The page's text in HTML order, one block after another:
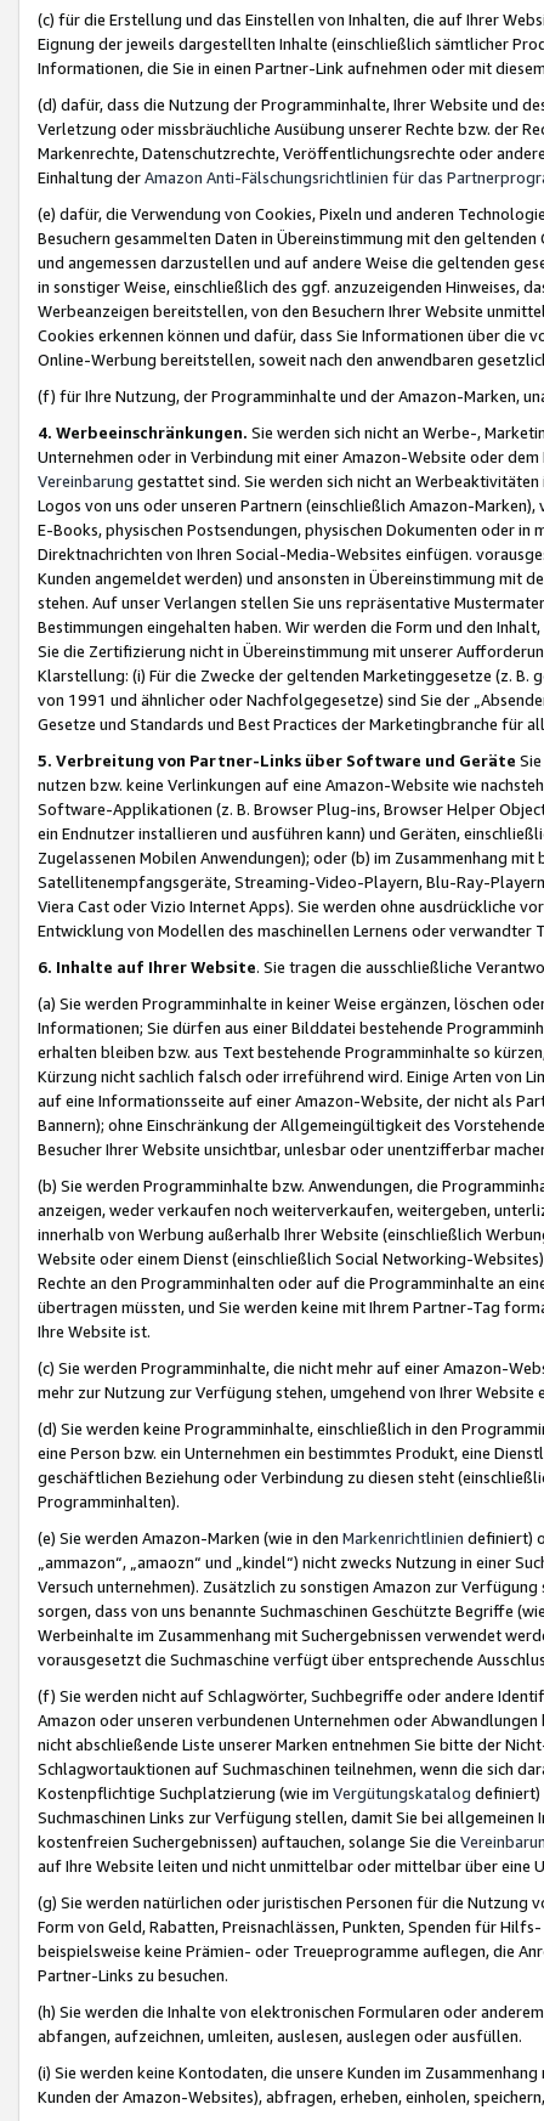
(c) für die Erstellung und das Einstellen von Inhalten, die auf Ihrer
Eignung der jeweils dargestellten Inhalte (einschließlich sämtlicher
Informationen, die Sie in einen Partner-Link aufnehmen oder mit
(d) dafür, dass die Nutzung der Programminhalte, Ihrer Website und
Verletzung oder missbräuchliche Ausübung unserer Rechte bzw. der
Markenrechte, Datenschutzrechte, Veröffentlichungsrechte oder
Einhaltung derAmazon Anti-Fälschungsrichtlinien für das
(e) dafür, die Verwendung von Cookies, Pixeln und anderen
Besuchern gesammelten Daten in Übereinstimmung mit den
und angemessen darzustellen und auf andere Weise die geltenden
in sonstiger Weise, einschließlich des ggf. anzuzeigenden Hinweises,
Werbeanzeigen bereitstellen, von den Besuchern Ihrer Website
Cookies erkennen können und dafür, dass Sie Informationen über die
Online-Werbung bereitstellen, soweit nach den anwendbaren
(f) für Ihre Nutzung, der Programminhalte und der Amazon-Marken,
4. Werbeeinschränkungen. Sie werden sich nicht an Werbe-,
Unternehmen oder in Verbindung mit einer Amazon-Website oder
Vereinbarung gestattet sind. Sie werden sich nicht an
Logos von uns oder unseren Partnern (einschließlich Amazon-
E-Books, physischen Postsendungen, physischen Dokumenten oder in
Direktnachrichten von Ihren Social-Media-Websites einfügen.
Kunden angemeldet werden) und ansonsten in Übereinstimmung mit
stehen. Auf unser Verlangen stellen Sie uns repräsentative
Bestimmungen eingehalten haben. Wir werden die Form und den
Sie die Zertifizierung nicht in Übereinstimmung mit unserer
Klarstellung: (i) Für die Zwecke der geltenden Marketinggesetze (z. B.
von 1991 und ähnlicher oder Nachfolgegesetze) sind Sie der
Gesetze und Standards und Best Practices der Marketingbranche für
5. Verbreitung von Partner-Links über Software und Geräte
nutzen bzw. keine Verlinkungen auf eine Amazon-Website wie
Software-Applikationen (z. B. Browser Plug-ins, Browser Helper
ein Endnutzer installieren und ausführen kann) und Geräten,
Zugelassenen Mobilen Anwendungen); oder (b) im Zusammenhang
Satellitenempfangsgeräte, Streaming-Video-Playern, Blu-Ray-
Viera Cast oder Vizio Internet Apps). Sie werden ohne ausdrückliche
Entwicklung von Modellen des maschinellen Lernens oder
6. Inhalte auf Ihrer Website. Sie tragen die ausschließliche
(a) Sie werden Programminhalte in keiner Weise ergänzen, löschen
Informationen; Sie dürfen aus einer Bilddatei bestehende
erhalten bleiben bzw. aus Text bestehende Programminhalte so
Kürzung nicht sachlich falsch oder irreführend wird. Einige Arten von
auf eine Informationsseite auf einer Amazon-Website, der nicht als
Bannern); ohne Einschränkung der Allgemeingültigkeit des
Besucher Ihrer Website unsichtbar, unlesbar oder unentzifferbar
(b) Sie werden Programminhalte bzw. Anwendungen, die
anzeigen, weder verkaufen noch weiterverkaufen, weitergeben,
innerhalb von Werbung außerhalb Ihrer Website (einschließlich
Website oder einem Dienst (einschließlich Social Networking-
Rechte an den Programminhalten oder auf die Programminhalte an
übertragen müssten, und Sie werden keine mit Ihrem Partner-Tag
Ihre Website ist.
(c) Sie werden Programminhalte, die nicht mehr auf einer Amazon-
mehr zur Nutzung zur Verfügung stehen, umgehend von Ihrer
(d) Sie werden keine Programminhalte, einschließlich in den
eine Person bzw. ein Unternehmen ein bestimmtes Produkt, eine
geschäftlichen Beziehung oder Verbindung zu diesen steht
Programminhalten).
(e) Sie werden Amazon-Marken (wie in den Markenrichtlinien definiert)
„ammazon“, „amaozn“ und „kindel“) nicht zwecks Nutzung in einer
Versuch unternehmen). Zusätzlich zu sonstigen Amazon zur
sorgen, dass von uns benannte Suchmaschinen Geschützte Begriffe
Werbeinhalte im Zusammenhang mit Suchergebnissen verwendet
vorausgesetzt die Suchmaschine verfügt über entsprechende
(f) Sie werden nicht auf Schlagwörter, Suchbegriffe oder andere
Amazon oder unseren verbundenen Unternehmen oder
nicht abschließende Liste unserer Marken entnehmen Sie bitte der
Schlagwortauktionen auf Suchmaschinen teilnehmen, wenn die sich
Kostenpflichtige Suchplatzierung (wie im Vergütungskatalog definiert)
Suchmaschinen Links zur Verfügung stellen, damit Sie bei
kostenfreien Suchergebnissen) auftauchen, solange Sie die
auf Ihre Website leiten und nicht unmittelbar oder mittelbar über eine
(g) Sie werden natürlichen oder juristischen Personen für die Nutzung
Form von Geld, Rabatten, Preisnachlässen, Punkten, Spenden für
beispielsweise keine Prämien- oder Treueprogramme auflegen, die
Partner-Links zu besuchen.
(h) Sie werden die Inhalte von elektronischen Formularen oder
abfangen, aufzeichnen, umleiten, auslesen, auslegen oder ausfüllen.
(i) Sie werden keine Kontodaten, die unsere Kunden im
Kunden der Amazon-Websites), abfragen, erheben, einholen,